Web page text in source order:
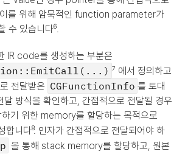
를 위해 암묵적인 function parameter가
수 있습니다⁶.
⁷ 에서 정의하고
전달받은 CGFunctionInfo 를 토대
방식을 확인하고, 간접적으로 전달될 경우
합니다⁸. 인자가 간접적으로 전달되어야 하
을 통해 stack memory를 할당하고, 원본